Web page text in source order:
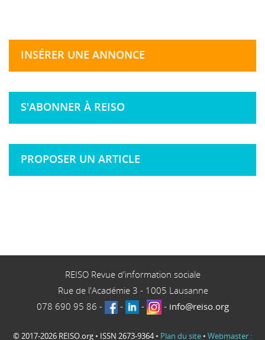
INSÉRER UNE ANNONCE
S'ABONNER À REISO
PROPOSER UN ARTICLE
REISO Revue d'information sociale
Rue de l'Académie 3 - 1005 Lausanne
078 690 95 86 - - - - info@reiso.org
© 2017-2026 REISO.org • ISSN 2673-9364 • Plan du site • Webmaster :